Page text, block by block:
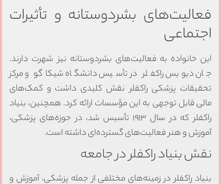
فعالیت‌های بشردوستانه و تأثیرات
اجتماعی
این خانواده به فعالیت‌های بشردوستانه نیز شهرت دارند.
جان دیویس راکفلر در تأسیس دانشگاه شیکاگو و مرکز
تحقیقات پزشکی راکفلر نقش کلیدی داشت و کمک‌های
مالی قابل توجهی به این مؤسسات ارائه کرد. همچنین، بنیاد
راکفلر که در سال ۱۹۱۳ تأسیس شد، در حوزه‌های پزشکی،
آموزش و هنر فعالیت‌های گسترده‌ای داشته است.
نقش بنیاد راکفلر در جامعه
بنیاد راکفلر در زمینه‌های مختلفی از جمله پزشکی، آموزش و